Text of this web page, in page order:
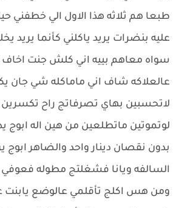
طبعا هم ثلاثه هذا الاول الي خطفني
عليه بنضرات يريد ياكلني كأنما يريد
سواه معاهم بييه اني كلش جنت اخاف
عالعلاكه شاف اني ماماكله شي جان
لاتحسبين بهاي تصرفاتج راح تكسرين
لوتموتين ماتطلعين من هين اله ابوج
بدون نقصان دينار واحد والضاهر ابوج
السالفه ويانا فشغلتج مطوله
ومن هس اكلج تأقلمي عالوضع يابنت